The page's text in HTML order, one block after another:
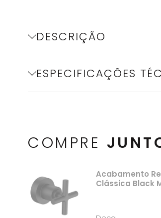
DESCRIÇÃO
ESPECIFICAÇÕES
COMPRE
Acabamento
Clássica Black